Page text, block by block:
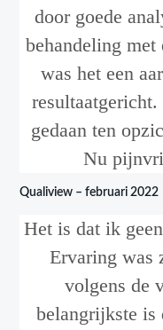
door goede
behandeling met
was het een
gedaan ten
Nu
Qualiview – februari 2022
Het is dat ik
Ervaring was
volgens de
belangrijkste is